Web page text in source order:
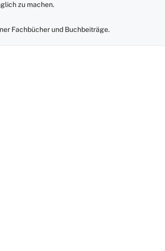
zu machen.
Fachbücher und Buchbeiträge.